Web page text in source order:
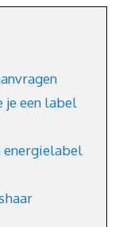
je een label
energielabel